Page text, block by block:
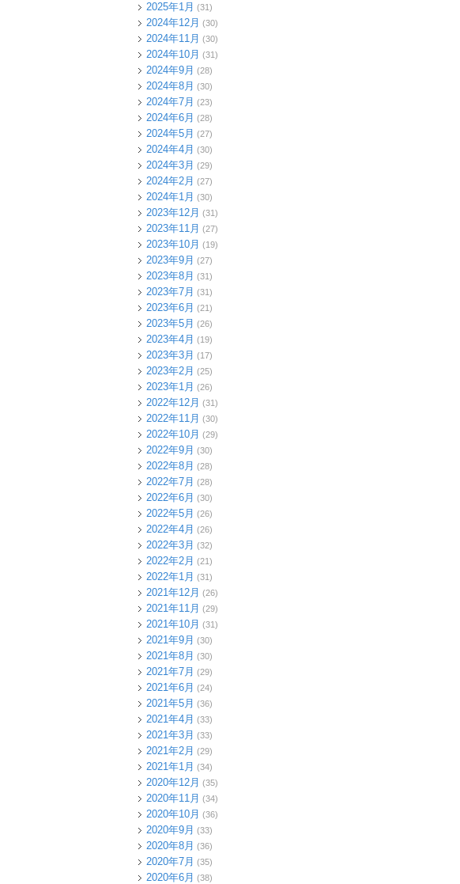
2025年1月 (31)
2024年12月 (30)
2024年11月 (30)
2024年10月 (31)
2024年9月 (28)
2024年8月 (30)
2024年7月 (23)
2024年6月 (28)
2024年5月 (27)
2024年4月 (30)
2024年3月 (29)
2024年2月 (27)
2024年1月 (30)
2023年12月 (31)
2023年11月 (27)
2023年10月 (19)
2023年9月 (27)
2023年8月 (31)
2023年7月 (31)
2023年6月 (21)
2023年5月 (26)
2023年4月 (19)
2023年3月 (17)
2023年2月 (25)
2023年1月 (26)
2022年12月 (31)
2022年11月 (30)
2022年10月 (29)
2022年9月 (30)
2022年8月 (28)
2022年7月 (28)
2022年6月 (30)
2022年5月 (26)
2022年4月 (26)
2022年3月 (32)
2022年2月 (21)
2022年1月 (31)
2021年12月 (26)
2021年11月 (29)
2021年10月 (31)
2021年9月 (30)
2021年8月 (30)
2021年7月 (29)
2021年6月 (24)
2021年5月 (36)
2021年4月 (33)
2021年3月 (33)
2021年2月 (29)
2021年1月 (34)
2020年12月 (35)
2020年11月 (34)
2020年10月 (36)
2020年9月 (33)
2020年8月 (36)
2020年7月 (35)
2020年6月 (38)